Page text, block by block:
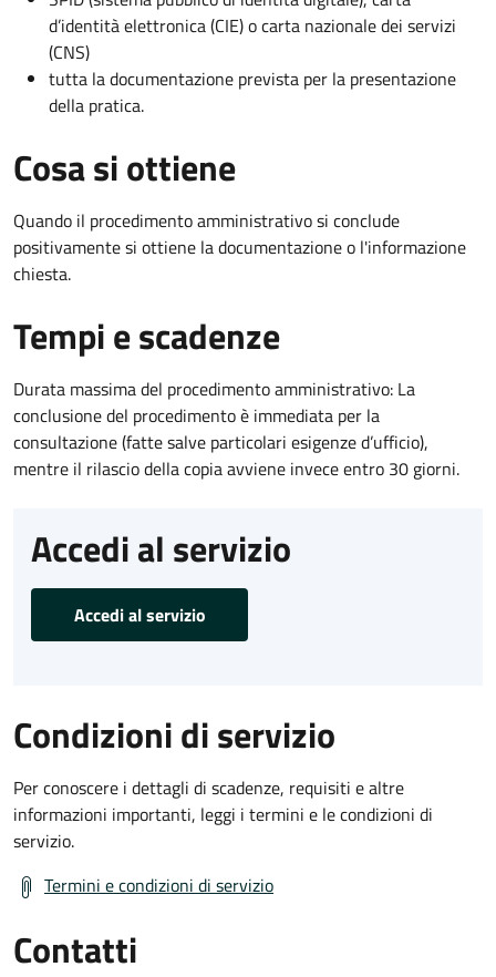
d’identità elettronica (CIE) o carta nazionale dei servizi
(CNS)
tutta la documentazione prevista per la presentazione
della pratica.
Cosa si ottiene
Quando il procedimento amministrativo si conclude
positivamente si ottiene la documentazione o l'informazione
chiesta.
Tempi e scadenze
Durata massima del procedimento amministrativo: La
conclusione del procedimento è immediata per la
consultazione (fatte salve particolari esigenze d’ufficio),
mentre il rilascio della copia avviene invece entro 30 giorni.
Accedi al servizio
Accedi al servizio
Condizioni di servizio
Per conoscere i dettagli di scadenze, requisiti e altre
informazioni importanti, leggi i termini e le condizioni di
servizio.
Termini e condizioni di servizio
Contatti